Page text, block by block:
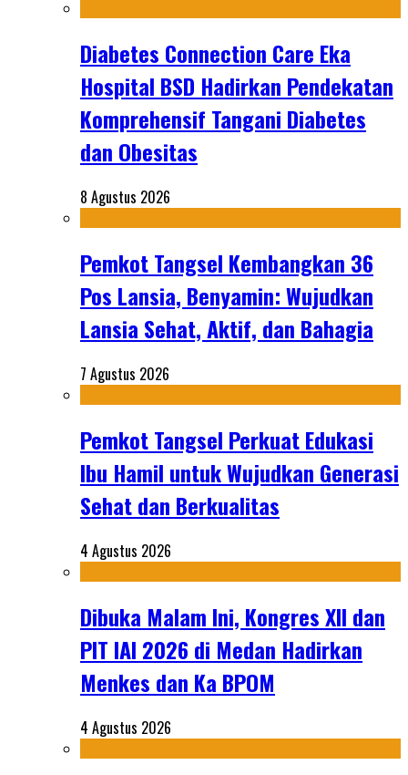
Diabetes Connection Care Eka
Hospital BSD Hadirkan Pendekatan
Komprehensif Tangani Diabetes
dan Obesitas
8 Agustus 2026
Pemkot Tangsel Kembangkan 36
Pos Lansia, Benyamin: Wujudkan
Lansia Sehat, Aktif, dan Bahagia
7 Agustus 2026
Pemkot Tangsel Perkuat Edukasi
Ibu Hamil untuk Wujudkan Generasi
Sehat dan Berkualitas
4 Agustus 2026
Dibuka Malam Ini, Kongres XII dan
PIT IAI 2026 di Medan Hadirkan
Menkes dan Ka BPOM
4 Agustus 2026